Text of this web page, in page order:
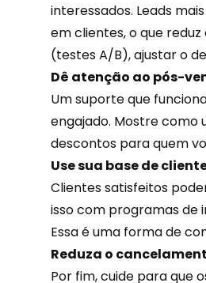
interessados. Leads
em clientes, o que
(testes A/B), ajustar o
Dê atenção ao pós-
Um suporte que
engajado. Mostre como
descontos para quem
Use sua base de
Clientes satisfeitos
isso com programas de
Essa é uma forma de
Reduza o
Por fim, cuide para que